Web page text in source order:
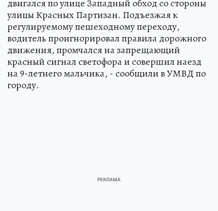
двигался по улице Западный обход со стороны
улицы Красных Партизан. Подъезжая к
регулируемому пешеходному переходу,
водитель проигнорировал правила дорожного
движения, промчался на запрещающий
красный сигнал светофора и совершил наезд
на 9-летнего мальчика, - сообщили в УМВД по
городу.